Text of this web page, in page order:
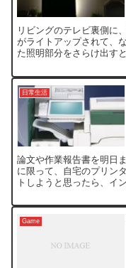
リビングのテレビ裏側に
がライトアップされて、
た照明部分をさらけ出す
日常生活
論文や作業報告書を明日
に限って、自宅のプリン
トしようと思ったら、イ
Game